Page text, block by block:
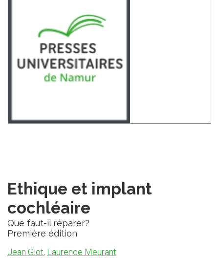
Ethique et implant
cochléaire
Que faut-il réparer?
Première édition
Jean Giot, Laurence Meurant